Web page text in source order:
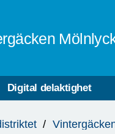
Digital delaktighet